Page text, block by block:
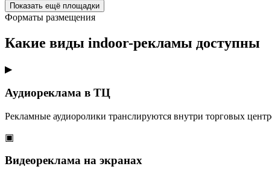
Показать ещё площадки
Форматы размещения
Какие виды indoor-рекламы доступны
▶
Аудиореклама в ТЦ
Рекламные аудиоролики транслируются внутри торговых
▣
Видеореклама на экранах